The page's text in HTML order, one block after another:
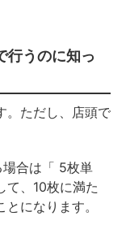
行うのに知っ
。ただし、店頭で
合は「 5枚単
て、10枚に満た
になります。